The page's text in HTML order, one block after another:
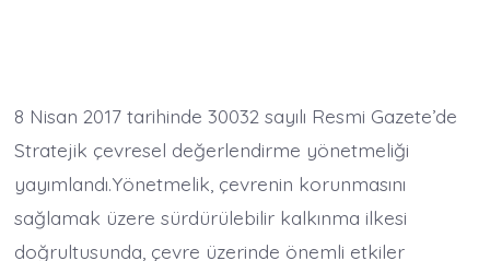
8 Nisan 2017 tarihinde 30032 sayılı Resmi Gazete’de
Stratejik çevresel değerlendirme yönetmeliği
yayımlandı.Yönetmelik, çevrenin korunmasını
sağlamak üzere sürdürülebilir kalkınma ilkesi
doğrultusunda, çevre üzerinde önemli etkiler